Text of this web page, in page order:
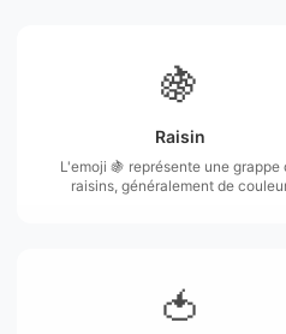
🍇
Raisin
L'emoji 🍇 représente une grappe
raisins, généralement de
🍅